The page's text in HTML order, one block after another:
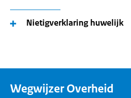
Nietigverklaring huwelijk
Wegwijzer Overheid